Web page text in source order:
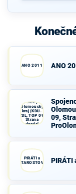
ANO 2011 ANO
Koalice pro
Olomoucký
kraj (KDU-
ČSL, TOP 09,
Strana
zelených,
09,
PIRÁTI a
STAROSTOVÉ
PIRÁTI